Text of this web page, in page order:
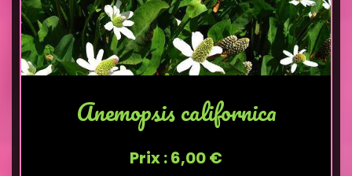
Anemopsis californica
Prix : 6,00 €